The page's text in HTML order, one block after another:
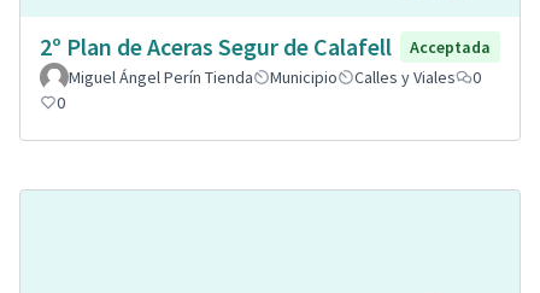
2º Plan de Aceras Segur de Calafell
Acceptada
Miguel Ángel Perín Tienda
Municipio Calles y Viales
0
0